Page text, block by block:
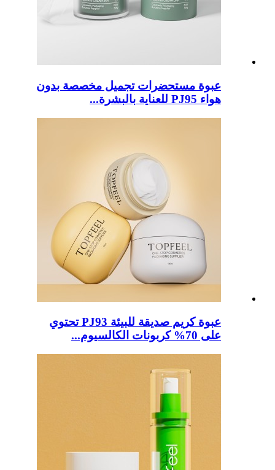
عبوة مستحضرات تجميل مخصصة بدون
هواء PJ95 للعناية بالبشرة...
عبوة كريم صديقة للبيئة PJ93 تحتوي
على 70% كربونات الكالسيوم...